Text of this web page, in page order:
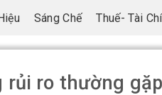
Sáng Chế Thuế- Tài
rủi ro thường